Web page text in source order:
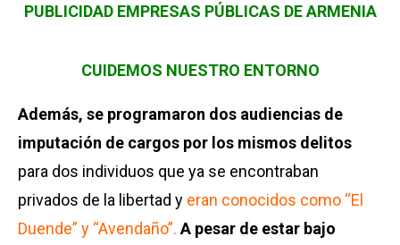
PUBLICIDAD EMPRESAS PÚBLICAS DE ARMENIA
CUIDEMOS NUESTRO ENTORNO
Además, se programaron dos audiencias de
imputación de cargos por los mismos delitos
para dos individuos que ya se encontraban
privados de la libertad y eran conocidos como “El
Duende” y “Avendaño”. A pesar de estar bajo